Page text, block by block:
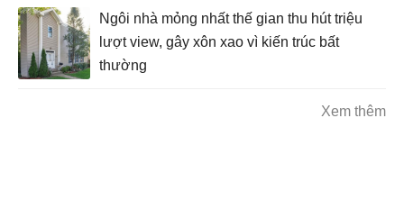
Ngôi nhà mỏng nhất thế gian thu hút triệu
lượt view, gây xôn xao vì kiến trúc bất
thường
Xem thêm